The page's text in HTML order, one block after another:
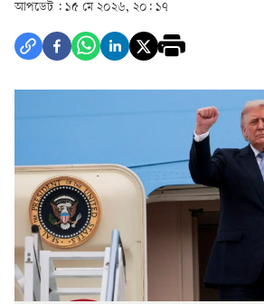
আপডেট : ১৫ মে ২০২৬, ২০: ১৭